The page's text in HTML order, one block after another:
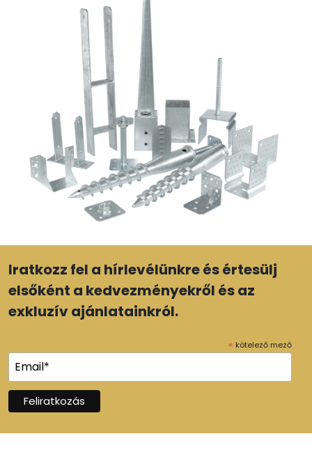
Iratkozz fel a hírlevélünkre és értesülj
elsőként a kedvezményekről és az
exkluzív ajánlatainkról.
* kötelező mező